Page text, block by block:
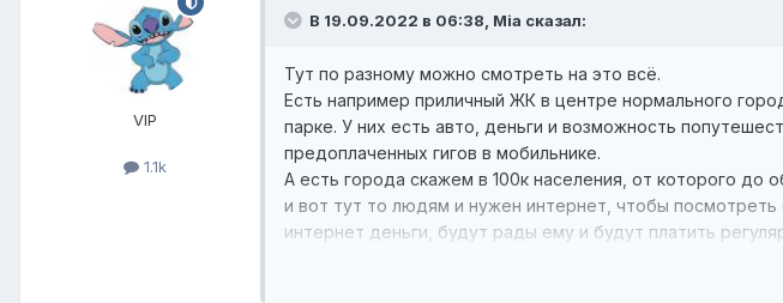
VIP
1.1k
В 19.09.2022 в 06:38, Mia сказал:
Тут по разному можно смотреть на это всё.
Есть например приличный ЖК в центре нормального
парке. У них есть авто, деньги и возможность
предоплаченных гигов в мобильнике.
А есть города скажем в 100к населения, от которого до
и вот тут то людям и нужен интернет, чтобы
интернет деньги, будут рады ему и будут платить
Дело было давно, но лично видел чела, который жил в